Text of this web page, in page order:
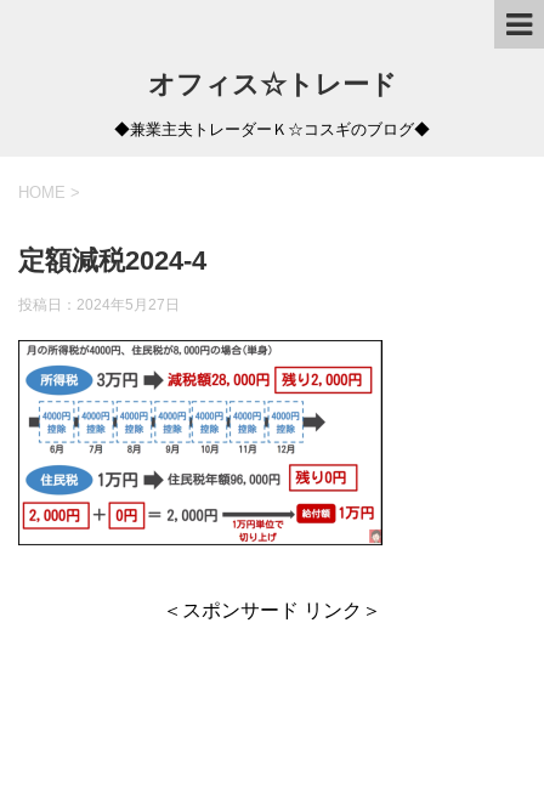
オフィス☆トレード
◆兼業主夫トレーダーＫ☆コスギのブログ◆
HOME >
定額減税2024-4
投稿日： 2024年5月27日
＜スポンサード リンク＞